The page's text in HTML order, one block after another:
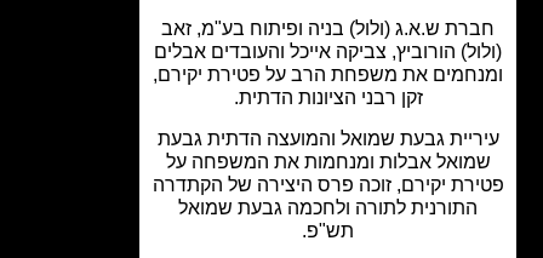
ש.א.ג (ולול) בניה ופיתוח בע"מ, זאב
הורוביץ, צביקה אייכל והעובדים אבלים
את משפחת הרב על פטירת יקירם,
זקן רבני הציונות הדתית.
גבעת שמואל והמועצה הדתית גבעת
אבלות ומנחמות את המשפחה על
יקירם, זוכה פרס היצירה של הקתדרה
התורנית לתורה ולחכמה גבעת שמואל